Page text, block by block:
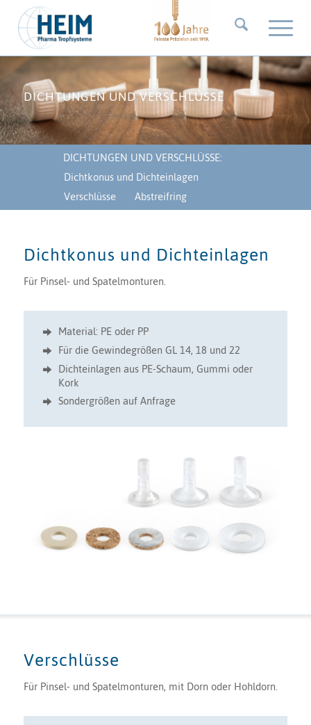
DICHTUNGEN UND VERSCHLÜSSE
DICHTUNGEN UND VERSCHLÜSSE:
Dichtkonus und Dichteinlagen
Verschlüsse
Abstreifring
Dichtkonus und Dichteinlagen
Für Pinsel- und Spatelmonturen.
Material: PE oder PP
Für die Gewindegrößen GL 14, 18 und 22
Dichteinlagen aus PE-Schaum, Gummi oder
Kork
Sondergrößen auf Anfrage
Verschlüsse
Für Pinsel- und Spatelmonturen, mit Dorn oder Hohldorn.